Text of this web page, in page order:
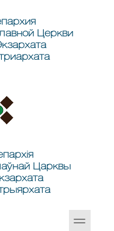
Церкви
Царквы